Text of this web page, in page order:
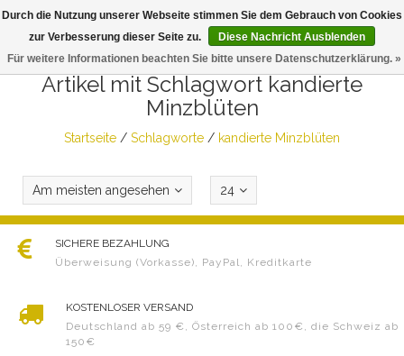
Artikel mit Schlagwort kandierte
Minzblüten
Startseite / Schlagworte / kandierte Minzblüten
Am meisten angesehen 24
SICHERE BEZAHLUNG
Überweisung (Vorkasse), PayPal, Kreditkarte
KOSTENLOSER VERSAND
Deutschland ab 59 €, Österreich ab 100€, die Schweiz ab
150€
Durch die Nutzung unserer Webseite stimmen Sie dem Gebrauch von Cookies
zur Verbesserung dieser Seite zu.
Diese Nachricht Ausblenden
Für weitere Informationen beachten Sie bitte unsere Datenschutzerklärung. »